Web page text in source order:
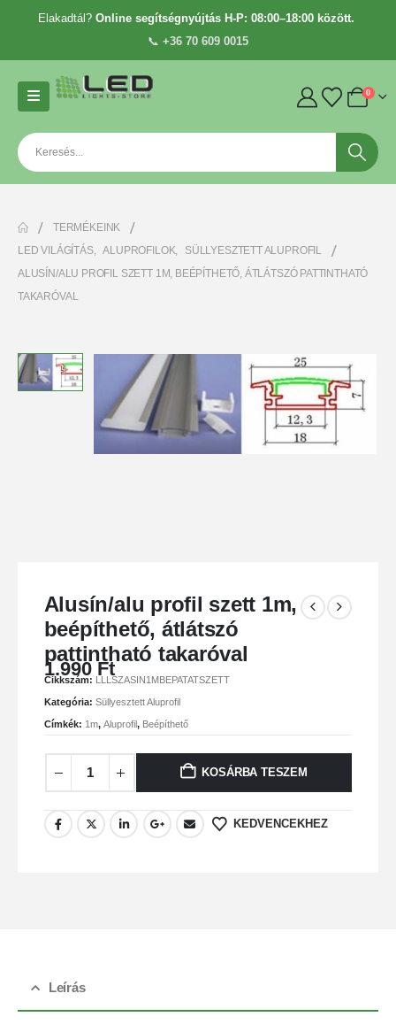
Elakadtál? Online segítségnyújtás H-P: 08:00–18:00 között.
📞 +36 70 609 0015
0
TERMÉKEINK
LED VILÁGÍTÁS, ALUPROFILOK,
SÜLLYESZTETT ALUPROFIL
ALUSÍN/ALU PROFIL SZETT 1M, BEÉPÍTHETŐ, ÁTLÁTSZÓ PATTINTHATÓ
TAKARÓVAL
Alusín/alu profil szett 1m,
beépíthető, átlátszó
pattintható takaróval
1.990Ft
Cikkszám: LLLSZASIN1MBEPATATSZETT
Kategória: Süllyesztett Aluprofil
Címkék: 1m, Aluprofil, Beépíthető
KOSÁRBA TESZEM
KEDVENCEKHEZ
Leírás